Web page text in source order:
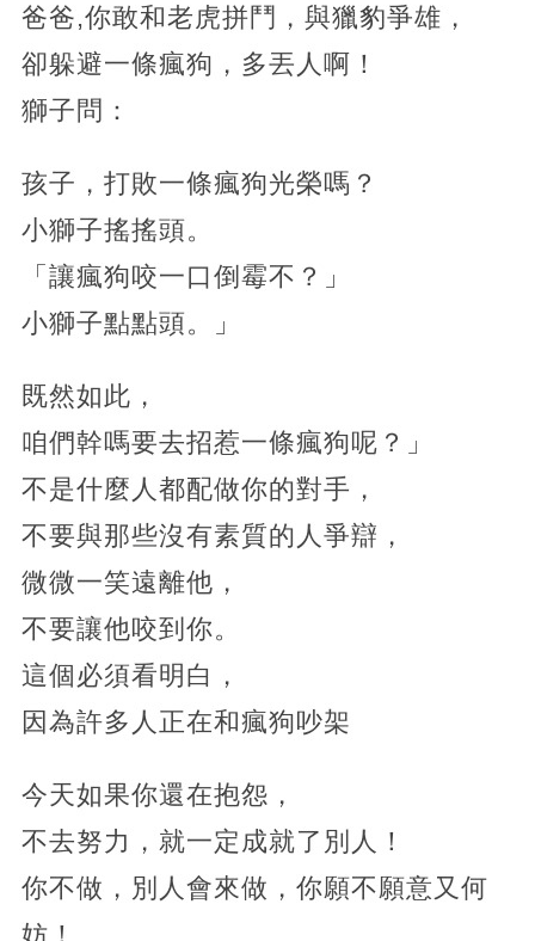
爸爸,你敢和老虎拼鬥，與獵豹爭雄，
卻躲避一條瘋狗，多丟人啊！
獅子問：
孩子，打敗一條瘋狗光榮嗎？
小獅子搖搖頭。
「讓瘋狗咬一口倒霉不？」
小獅子點點頭。」
既然如此，
咱們幹嗎要去招惹一條瘋狗呢？」
不是什麼人都配做你的對手，
不要與那些沒有素質的人爭辯，
微微一笑遠離他，
不要讓他咬到你。
這個必須看明白，
因為許多人正在和瘋狗吵架
今天如果你還在抱怨，
不去努力，就一定成就了別人！
你不做，別人會來做，你願不願意又何
妨！